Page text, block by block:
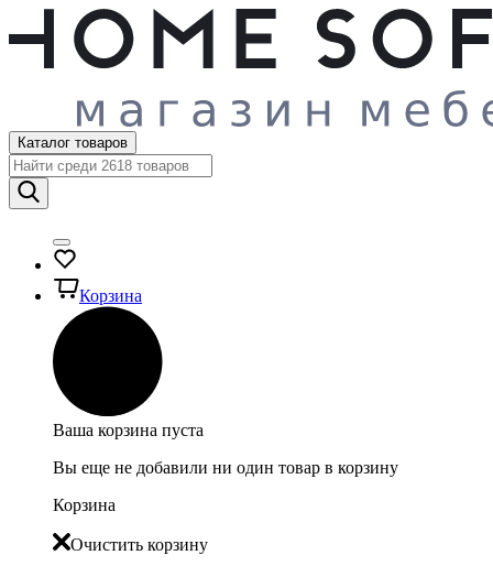
Каталог товаров
Корзина
Ваша корзина пуста
Вы еще не добавили ни один товар в корзину
Корзина
Очистить корзину